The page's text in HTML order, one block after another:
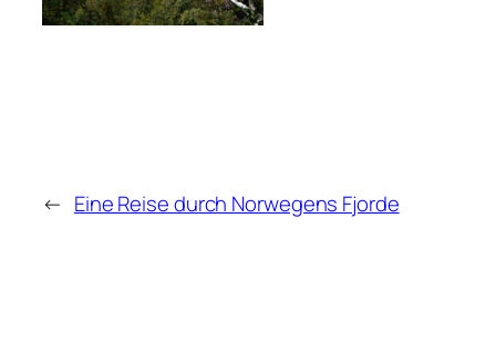
← Eine Reise durch Norwegens Fjorde